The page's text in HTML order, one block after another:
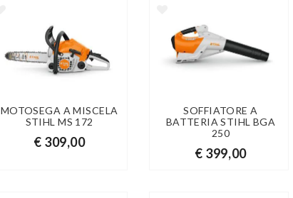
MOTOSEGA A MISCELA
STIHL MS 172
€ 309,00
SOFFIATORE A
BATTERIA STIHL BGA
250
€ 399,00